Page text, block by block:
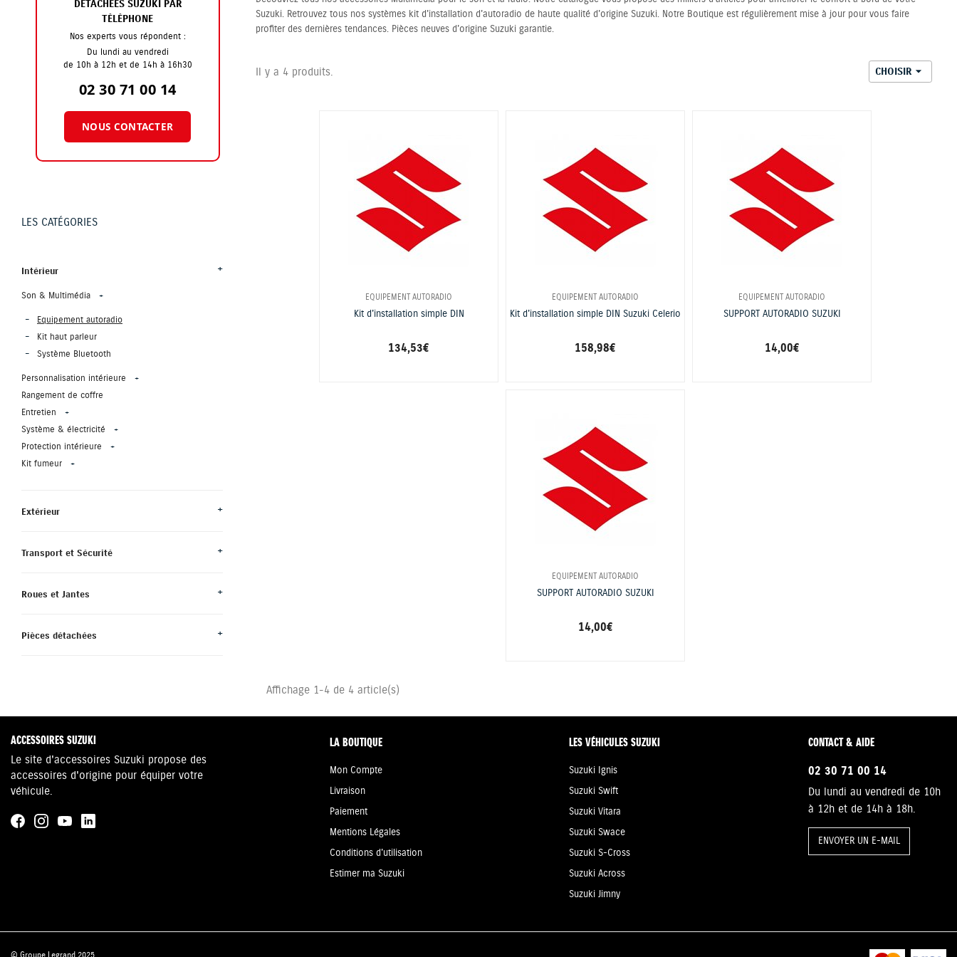
DÉTACHÉES SUZUKI PAR
TÉLÉPHONE
Nos experts vous répondent :
Du lundi au vendredi
de 10h à 12h et de 14h à 16h30
02 30 71 00 14
NOUS CONTACTER
LES CATÉGORIES
Intérieur
Son & Multimédia
Equipement autoradio
Kit haut parleur
Système Bluetooth
Personnalisation intérieure
Rangement de coffre
Entretien
Système & électricité
Protection intérieure
Kit fumeur
Extérieur
Transport et Sécurité
Roues et Jantes
Pièces détachées
Suzuki. Retrouvez tous nos systèmes kit d'installation d'autoradio de haute qualité d'origine Suzuki. Notre Boutique est régulièrement mise à jour pour vous faire
profiter des dernières tendances. Pièces neuves d'origine Suzuki garantie.
Il y a 4 produits. CHOISIR 
EQUIPEMENT AUTORADIO
Kit d'installation simple DIN
134,53 €
EQUIPEMENT AUTORADIO
Kit d'installation simple DIN Suzuki Celerio
158,98 €
EQUIPEMENT AUTORADIO
SUPPORT AUTORADIO SUZUKI
14,00 €
EQUIPEMENT AUTORADIO
SUPPORT AUTORADIO SUZUKI
14,00 €
Affichage 1-4 de 4 article(s)
ACCESSOIRES SUZUKI
Le site d'accessoires Suzuki propose des
accessoires d'origine pour équiper votre
véhicule.
LA BOUTIQUE
Mon Compte
Livraison
Paiement
Mentions Légales
Conditions d'utilisation
Estimer ma Suzuki
LES VÉHICULES SUZUKI
Suzuki Ignis
Suzuki Swift
Suzuki Vitara
Suzuki Swace
Suzuki S-Cross
Suzuki Across
Suzuki Jimny
CONTACT & AIDE
02 30 71 00 14
Du lundi au vendredi de 10h
à 12h et de 14h à 18h.
ENVOYER UN E-MAIL